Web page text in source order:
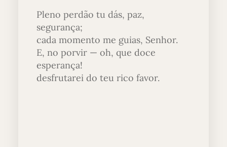
Pleno perdão tu dás, paz,
segurança;
cada momento me guias, Senhor.
E, no porvir — oh, que doce
esperança!
desfrutarei do teu rico favor.